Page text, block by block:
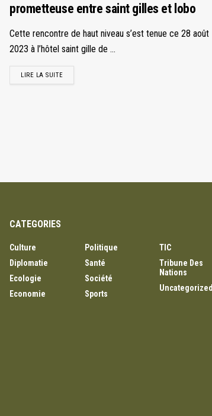
prometteuse entre saint gilles et lobo
Cette rencontre de haut niveau s’est tenue ce 28 août
2023 à l’hôtel saint gille de ...
LIRE LA SUITE
CATEGORIES
Culture
Diplomatie
Ecologie
Economie
Politique
Santé
Société
Sports
TIC
Tribune Des
Nations
Uncategorized